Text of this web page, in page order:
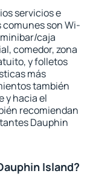
servicios e
comunes son Wi-
caja
comedor, zona
y folletos
más
también
y hacia el
recomiendan
Dauphin
Island?